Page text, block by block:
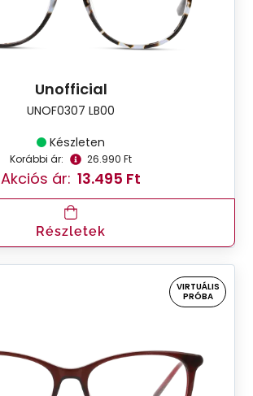
Unofficial
UNOF0307 LB00
Készleten
Korábbi ár: 26.990 Ft
Akciós ár: 13.495 Ft
Részletek
VIRTUÁLIS
PRÓBA